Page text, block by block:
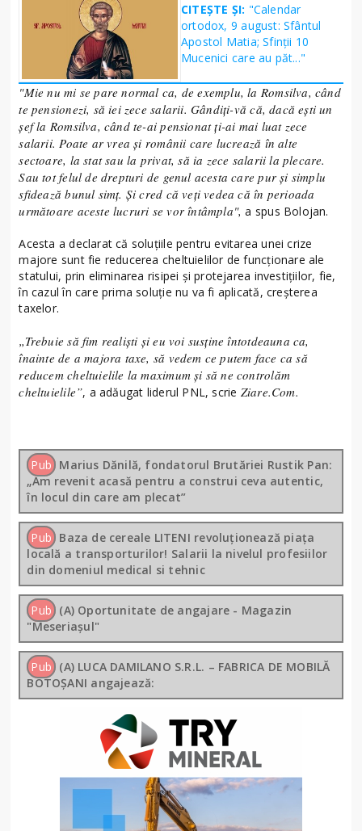
CITEȘTE ȘI: "Calendar
ortodox, 9 august: Sfântul
Apostol Matia; Sfinţii 10
Mucenici care au păt..."
"Mie nu mi se pare normal ca, de exemplu, la Romsilva, când
te pensionezi, să iei zece salarii. Gândiți-vă că, dacă ești un
șef la Romsilva, când te-ai pensionat ți-ai mai luat zece
salarii. Poate ar vrea și românii care lucrează în alte
sectoare, la stat sau la privat, să ia zece salarii la plecare.
Sau tot felul de drepturi de genul acesta care pur și simplu
sfidează bunul simț. Și cred că veți vedea că în perioada
următoare aceste lucruri se vor întâmpla", a spus Bolojan.
Acesta a declarat că soluțiile pentru evitarea unei crize
majore sunt fie reducerea cheltuielilor de funcționare ale
statului, prin eliminarea risipei și protejarea investițiilor, fie,
în cazul în care prima soluție nu va fi aplicată, creșterea
taxelor.
„Trebuie să fim realiști și eu voi susține întotdeauna ca,
înainte de a majora taxe, să vedem ce putem face ca să
reducem cheltuielile la maximum și să ne controlăm
cheltuielile”, a adăugat liderul PNL, scrie Ziare.Com.
Pub Marius Dănilă, fondatorul Brutăriei Rustik Pan:
„Am revenit acasă pentru a construi ceva autentic,
în locul din care am plecat”
Pub Baza de cereale LITENI revoluționează piața
locală a transporturilor! Salarii la nivelul profesiilor
din domeniul medical si tehnic
Pub (A) Oportunitate de angajare - Magazin
"Meseriașul"
Pub (A) LUCA DAMILANO S.R.L. – FABRICA DE MOBILĂ
BOTOȘANI angajează: